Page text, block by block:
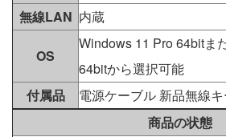
無線LAN 内蔵
OS
Windows 11 Pro 64bitま
64bitから選択可能
付属品
電源ケーブル 新品無線
商品の状態